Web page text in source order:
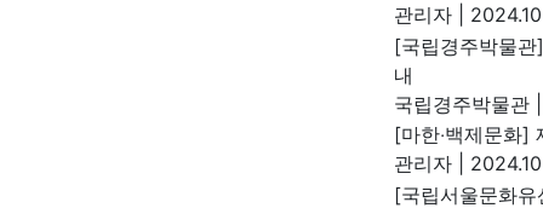
관리자
[국립경주박물
내
국립경주박물관
[마한‧백제문화]
관리자
[국립서울문화